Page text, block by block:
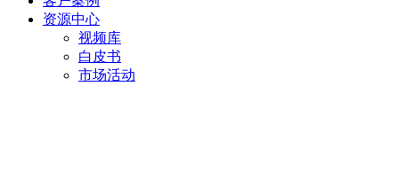
资源中心
视频库
白皮书
市场活动